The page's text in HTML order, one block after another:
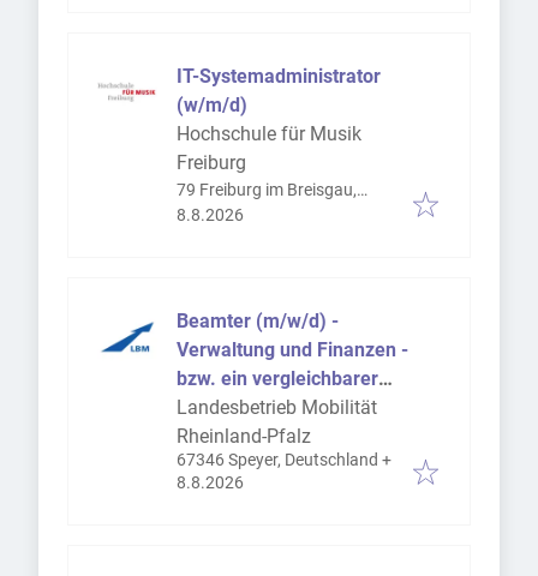
IT-Systemadministrator
(w/m/d)
Hochschule für Musik
Freiburg
79 Freiburg im Breisgau,
Deutschland
Veröffentlicht
8.8.2026
Beamter (m/w/d) -
Verwaltung und Finanzen -
bzw. ein vergleichbarer
Beschäftigter (m/w/d)
Landesbetrieb Mobilität
Rheinland-Pfalz
67346 Speyer, Deutschland +
Veröffentlicht
8.8.2026